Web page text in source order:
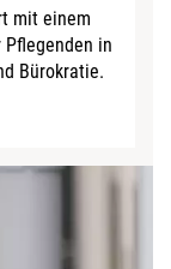
mit einem
in
Bürokratie.